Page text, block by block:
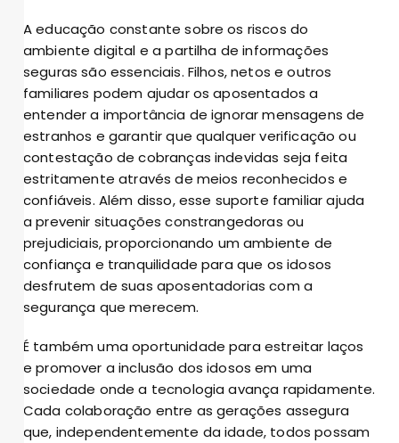
A educação constante sobre os riscos do
ambiente digital e a partilha de informações
seguras são essenciais. Filhos, netos e outros
familiares podem ajudar os aposentados a
entender a importância de ignorar mensagens de
estranhos e garantir que qualquer verificação ou
contestação de cobranças indevidas seja feita
estritamente através de meios reconhecidos e
confiáveis. Além disso, esse suporte familiar ajuda
a prevenir situações constrangedoras ou
prejudiciais, proporcionando um ambiente de
confiança e tranquilidade para que os idosos
desfrutem de suas aposentadorias com a
segurança que merecem.
É também uma oportunidade para estreitar laços
e promover a inclusão dos idosos em uma
sociedade onde a tecnologia avança rapidamente.
Cada colaboração entre as gerações assegura
que, independentemente da idade, todos possam